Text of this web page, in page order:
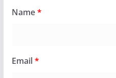
Name*
Email*